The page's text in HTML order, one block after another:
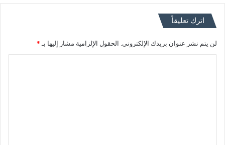
اترك تعليقاً
لن يتم نشر عنوان بريدك الإلكتروني. الحقول الإلزامية مشار إليها بـ *